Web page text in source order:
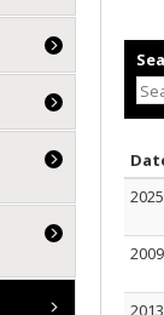
2025
2009
2013